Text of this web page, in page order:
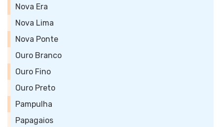
Nova Era
Nova Lima
Nova Ponte
Ouro Branco
Ouro Fino
Ouro Preto
Pampulha
Papagaios